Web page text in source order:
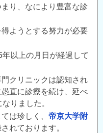
り、なにより豊富な診
ようとする努力が必要
以上の月日が経過して
クリニックは認知され
直に診療を続け、延べ
りました。
は珍しく、 帝京大学附
れております。